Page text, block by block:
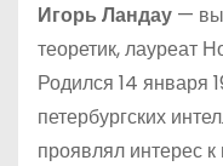
Игорь Ландау —
теоретик, лауреат
Родился 14 января
петербургских
проявлял интерес